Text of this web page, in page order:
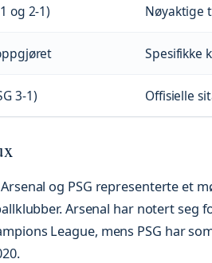
og 2-1) Nøyaktige
Spesifikke
3-1) Offisielle
og PSG representerte et
Arsenal har notert seg
League, mens PSG har